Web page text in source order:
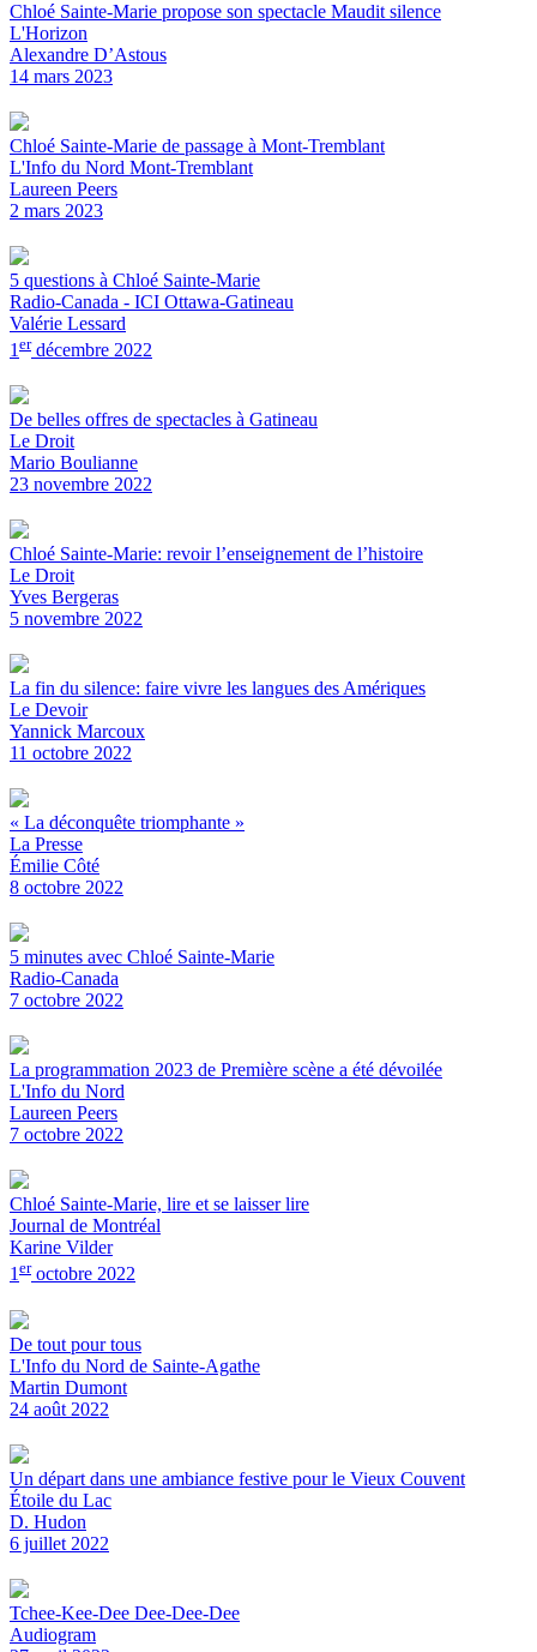
Chloé Sainte-Marie propose son spectacle Maudit silence
L'Horizon
Alexandre D’Astous
14 mars 2023
Chloé Sainte-Marie de passage à Mont-Tremblant
L'Info du Nord Mont-Tremblant
Laureen Peers
2 mars 2023
5 questions à Chloé Sainte-Marie
Radio-Canada - ICI Ottawa-Gatineau
Valérie Lessard
1 erdécembre 2022
De belles offres de spectacles à Gatineau
Le Droit
Mario Boulianne
23 novembre 2022
Chloé Sainte-Marie: revoir l’enseignement de l’histoire
Le Droit
Yves Bergeras
5 novembre 2022
La fin du silence: faire vivre les langues des Amériques
Le Devoir
Yannick Marcoux
11 octobre 2022
« La déconquête triomphante »
La Presse
Émilie Côté
8 octobre 2022
5 minutes avec Chloé Sainte-Marie
Radio-Canada
7 octobre 2022
La programmation 2023 de Première scène a été dévoilée
L'Info du Nord
Laureen Peers
7 octobre 2022
Chloé Sainte-Marie, lire et se laisser lire
Journal de Montréal
Karine Vilder
1eroctobre 2022
De tout pour tous
L'Info du Nord de Sainte-Agathe
Martin Dumont
24 août 2022
Un départ dans une ambiance festive pour le Vieux Couvent
Étoile du Lac
D. Hudon
6 juillet 2022
Tchee-Kee-Dee Dee-Dee-Dee
Audiogram